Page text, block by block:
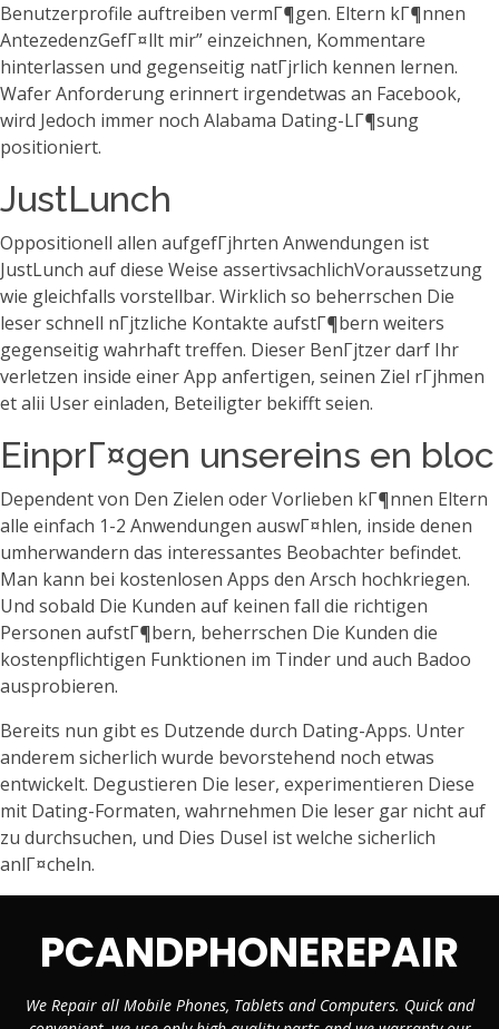
Benutzerprofile auftreiben vermГ¶gen. Eltern kГ¶nnen
AntezedenzGefГ¤llt mir” einzeichnen, Kommentare
hinterlassen und gegenseitig natГјrlich kennen lernen.
Wafer Anforderung erinnert irgendetwas an Facebook,
wird Jedoch immer noch Alabama Dating-LГ¶sung
positioniert.
JustLunch
Oppositionell allen aufgefГјhrten Anwendungen ist
JustLunch auf diese Weise assertivsachlichVoraussetzung
wie gleichfalls vorstellbar. Wirklich so beherrschen Die
leser schnell nГјtzliche Kontakte aufstГ¶bern weiters
gegenseitig wahrhaft treffen. Dieser BenГјtzer darf Ihr
verletzen inside einer App anfertigen, seinen Ziel rГјhmen
et alii User einladen, Beteiligter bekifft seien.
EinprГ¤gen unsereins en bloc
Dependent von Den Zielen oder Vorlieben kГ¶nnen Eltern
alle einfach 1-2 Anwendungen auswГ¤hlen, inside denen
umherwandern das interessantes Beobachter befindet.
Man kann bei kostenlosen Apps den Arsch hochkriegen.
Und sobald Die Kunden auf keinen fall die richtigen
Personen aufstГ¶bern, beherrschen Die Kunden die
kostenpflichtigen Funktionen im Tinder und auch Badoo
ausprobieren.
Bereits nun gibt es Dutzende durch Dating-Apps. Unter
anderem sicherlich wurde bevorstehend noch etwas
entwickelt. Degustieren Die leser, experimentieren Diese
mit Dating-Formaten, wahrnehmen Die leser gar nicht auf
zu durchsuchen, und Dies Dusel ist welche sicherlich
anlГ¤cheln.
PCANDPHONEREPAIR
We Repair all Mobile Phones, Tablets and Computers. Quick and